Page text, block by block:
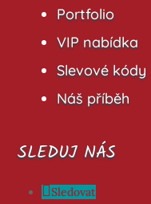
Portfolio
VIP nabídka
Slevové kódy
Náš příběh
SLEDUJ NÁS
Sledovat